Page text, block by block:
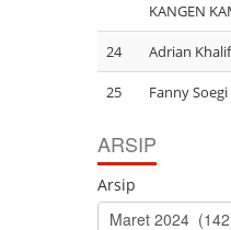
KANGEN
24 Adrian
25 Fanny
ARSIP
Arsip